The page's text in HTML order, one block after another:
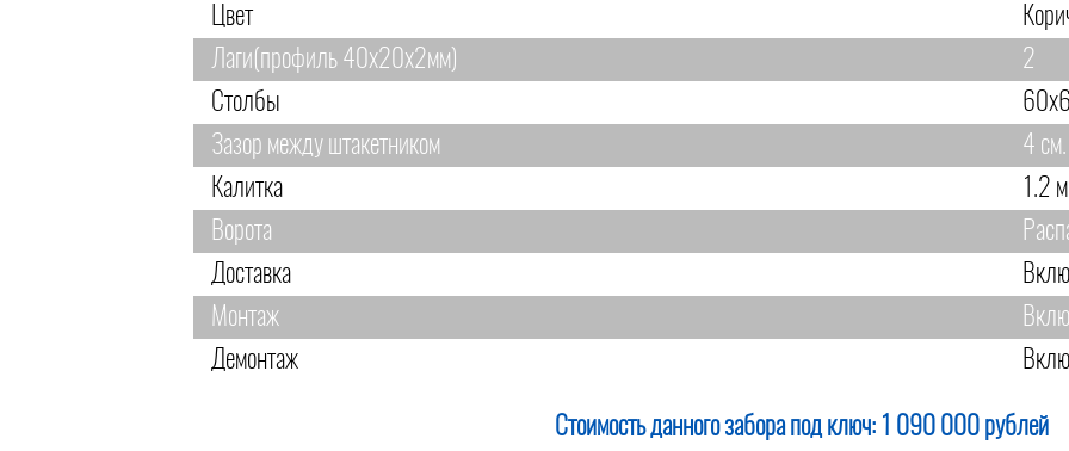
Цвет
Лаги(профиль 40х20х2мм)
2
Столбы
Зазор между штакетником
4 см.
Калитка
1.2 м
Ворота
Доставка
Монтаж
Демонтаж
Стоимость данного забора под ключ: 1 090 000 рублей